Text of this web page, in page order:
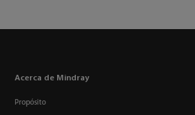
Acerca de Mindray
Propósito